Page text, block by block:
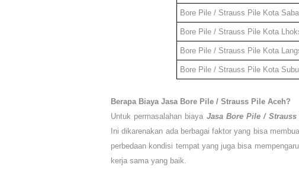
Bore Pile / Strauss Pile Kota
Bore Pile / Strauss Pile Kota
Bore Pile / Strauss Pile Kota
Bore Pile / Strauss Pile Kota
Berapa Biaya Jasa Bore Pile / Strauss Pile Aceh?
Untuk permasalahan biaya Jasa Bore Pile /
Ini dikarenakan ada berbagai faktor yang bisa
perbedaan kondisi tempat yang juga bisa
kerja sama yang baik.